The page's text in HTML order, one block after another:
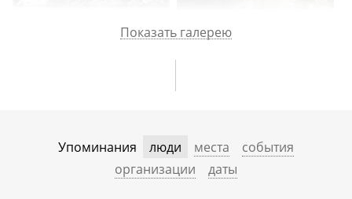
Показать галерею
Упоминания люди места
события
организации
даты